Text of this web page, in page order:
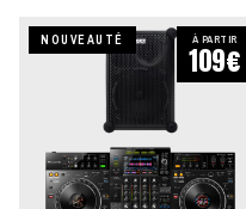
NOUVEAUTÉ À PARTIR
109€